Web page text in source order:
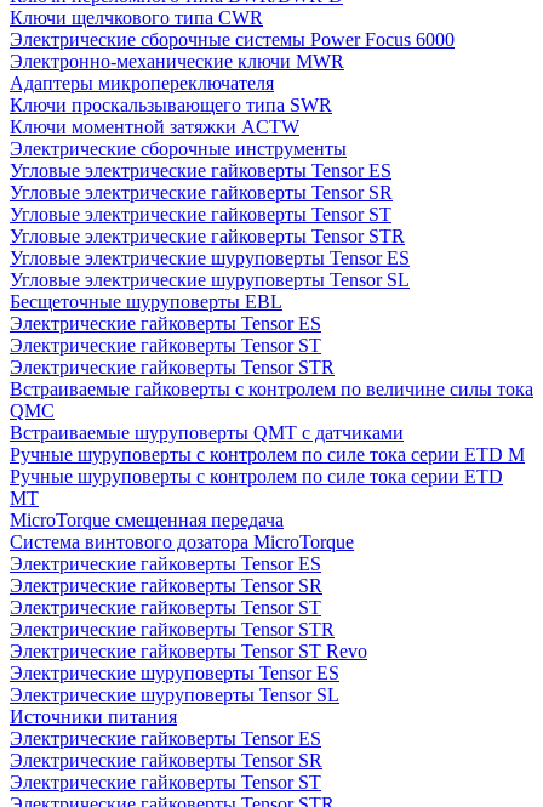
Ключи щелчкового типа CWR
Электрические сборочные системы Power Focus 6000
Электронно-механические ключи MWR
Адаптеры микропереключателя
Ключи проскальзывающего типа SWR
Ключи моментной затяжки ACTW
Электрические сборочные инструменты
Угловые электрические гайковерты Tensor ES
Угловые электрические гайковерты Tensor SR
Угловые электрические гайковерты Tensor ST
Угловые электрические гайковерты Tensor STR
Угловые электрические шуруповерты Tensor ES
Угловые электрические шуруповерты Tensor SL
Бесщеточные шуруповерты EBL
Электрические гайковерты Tensor ES
Электрические гайковерты Tensor ST
Электрические гайковерты Tensor STR
Встраиваемые гайковерты с контролем по величине силы тока
QMC
Встраиваемые шуруповерты QMT с датчиками
Ручные шуруповерты с контролем по силе тока серии ETD M
Ручные шуруповерты с контролем по силе тока серии ETD
MT
MicroTorque смещенная передача
Система винтового дозатора MicroTorque
Электрические гайковерты Tensor ES
Электрические гайковерты Tensor SR
Электрические гайковерты Tensor ST
Электрические гайковерты Tensor STR
Электрические гайковерты Tensor ST Revo
Электрические шуруповерты Tensor ES
Электрические шуруповерты Tensor SL
Источники питания
Электрические гайковерты Tensor ES
Электрические гайковерты Tensor SR
Электрические гайковерты Tensor ST